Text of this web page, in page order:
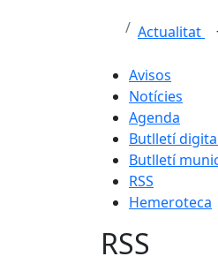
Actualitat
Avisos
Notícies
Agenda
Butlletí
Butlletí
RSS
Hemeroteca
RSS